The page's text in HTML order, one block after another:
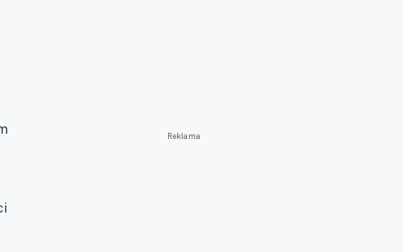
Reklama